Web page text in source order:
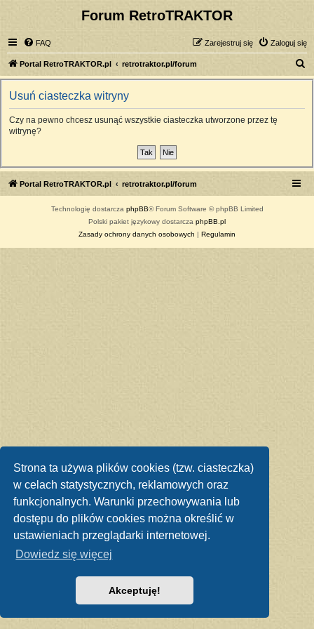
Strona ta używa plików cookies (tzw. ciasteczka)
w celach statystycznych, reklamowych oraz
funkcjonalnych. Warunki przechowywania lub
dostępu do plików cookies można określić w
ustawieniach przeglądarki internetowej.
Dowiedz się więcej
Akceptuję!
Forum RetroTRAKTOR
FAQ Zaloguj się
Zarejestruj się
Portal RetroTRAKTOR.pl retrotraktor.pl/forum
z
Usuń ciasteczka witryny
Czy na pewno chcesz usunąć wszystkie ciasteczka utworzone przez tę
witrynę?
Portal RetroTRAKTOR.pl retrotraktor.pl/forum
Technologię dostarcza phpBB® Forum Software © phpBB Limited
Polski pakiet językowy dostarcza phpBB.pl
Zasady ochrony danych osobowych | Regulamin